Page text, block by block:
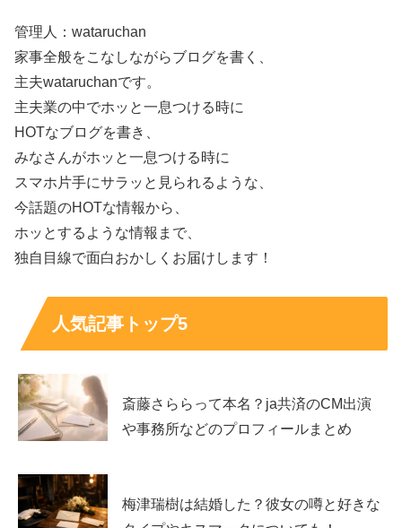
管理人：wataruchan
家事全般をこなしながらブログを書く、
主夫wataruchanです。
主夫業の中でホッと一息つける時に
HOTなブログを書き、
みなさんがホッと一息つける時に
スマホ片手にサラッと見られるような、
今話題のHOTな情報から、
ホッとするような情報まで、
独自目線で面白おかしくお届けします！
人気記事トップ5
斎藤さららって本名？ja共済のCM出演
や事務所などのプロフィールまとめ
梅津瑞樹は結婚した？彼女の噂と好きな